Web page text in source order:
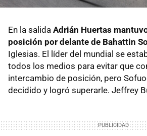
En la salida Adrián Huertas
posición por delante de Bahattin
Iglesias. El líder del mundial se
todos los medios para evitar que
intercambio de posición, pero
decidido y logró superarle. Jeffrey